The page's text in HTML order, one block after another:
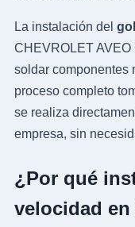
La instalación del
CHEVROLET
soldar componentes
proceso completo
se realiza
empresa, sin
¿Por qué
velocidad en